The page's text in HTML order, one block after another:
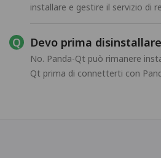
installare e gestire il servizio di
Devo prima
No. Panda-Qt può rimanere
Qt prima di connetterti con